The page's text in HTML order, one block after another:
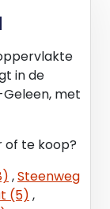
In onderling
in de
met
of te koop?
,Steenweg
(5) ,